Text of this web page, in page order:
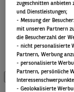
Alternatives
Aktien
Anleihen
Multi-Asset
Alle
zugeschnitten anbieten
und Dienstleistungen;
- Messung der
mit unseren Partnern
die Besucherzahl der
- nicht personalisierte
Partnern, Werbung
- personalisierte
Partnern, persönliche
- Geolokalisierte